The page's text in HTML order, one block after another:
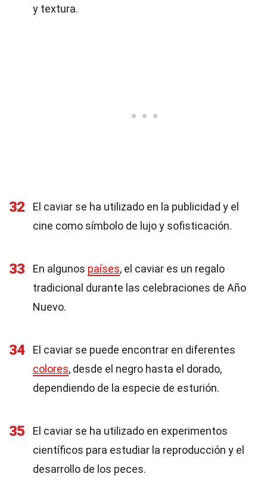
y textura.
32
El caviar se ha utilizado en la publicidad y el
cine como símbolo de lujo y sofisticación.
33 En algunos países, el caviar es un regalo
tradicional durante las celebraciones de Año
Nuevo.
34
El caviar se puede encontrar en diferentes
colores, desde el negro hasta el dorado,
dependiendo de la especie de esturión.
35
El caviar se ha utilizado en experimentos
científicos para estudiar la reproducción y el
desarrollo de los peces.